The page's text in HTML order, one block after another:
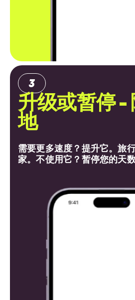
升级或暂停 -
地
需要更多速度？提升它。旅
家。不使用它？暂停您的天